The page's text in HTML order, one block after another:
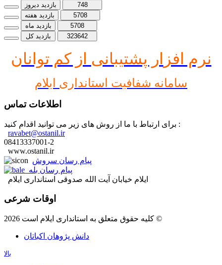
بازدید دیروز
748
بازدید هفته
5708
بازدید ماه
5708
بازدید کل
323642
نرم افز ار پشتیبانی از کم توانان
سامانه شفافیت استانداری ایلام
اطلاعات تماس
برای ارتباط با ما از روش های زیر می توانید اقدام کنید :
ravabet@ostanil.ir
08413337001-2
www.ostanil.ir
پیام رسان سروش
پیام رسان بله
ایلام خیابان آیت الله صدوقی استانداری ایلام
اوقات شرعی
کلیه حقوق متعلق به استانداری ایلام است 2026 ©
دانش پژوهان اکباتان
بالا